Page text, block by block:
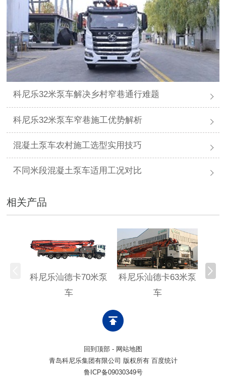
科尼乐32米泵车解决乡村窄巷通行难题
科尼乐32米泵车窄巷施工优势解析
混凝土泵车农村施工选型实用技巧
不同米段混凝土泵车适用工况对比
相关产品
科尼乐汕德卡70米泵
车
科尼乐汕德卡63米泵
车
科
回到顶部 - 网站地图
青岛科尼乐集团有限公司 版权所有 百度统计
鲁ICP备09030349号